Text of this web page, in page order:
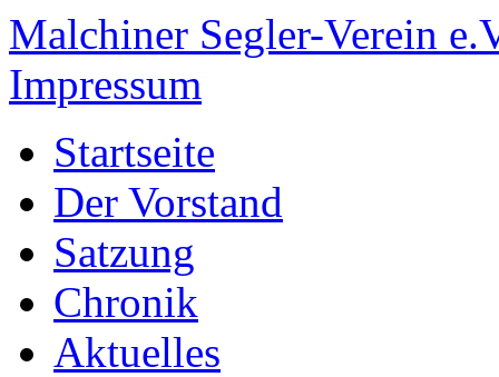
Malchiner Segler-Verein
Impressum
Startseite
Der Vorstand
Satzung
Chronik
Aktuelles